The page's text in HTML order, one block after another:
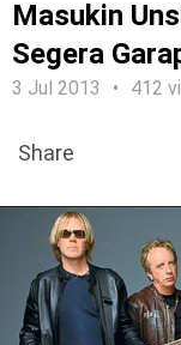
Masukin
Segera
3 Jul 2013 412
Share